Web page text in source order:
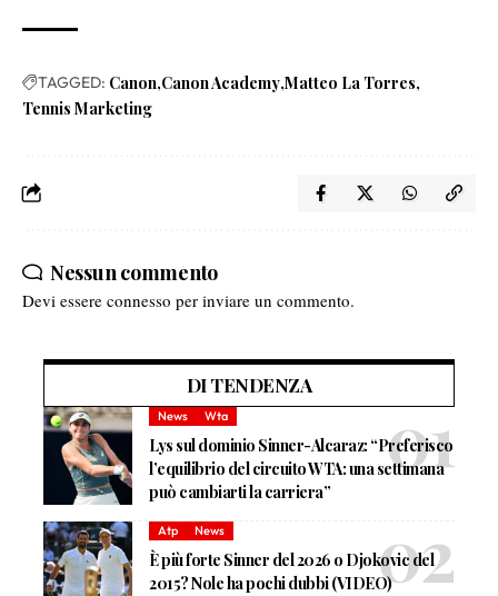
TAGGED: Canon Canon Academy Matteo La Torres
Tennis Marketing
Nessun commento
Devi essere connesso per inviare un commento.
DI TENDENZA
News Wta
Lys sul dominio Sinner-Alcaraz: “Preferisco
l’equilibrio del circuito WTA: una settimana
può cambiarti la carriera”
Atp News
È più forte Sinner del 2026 o Djokovic del
2015? Nole ha pochi dubbi (VIDEO)